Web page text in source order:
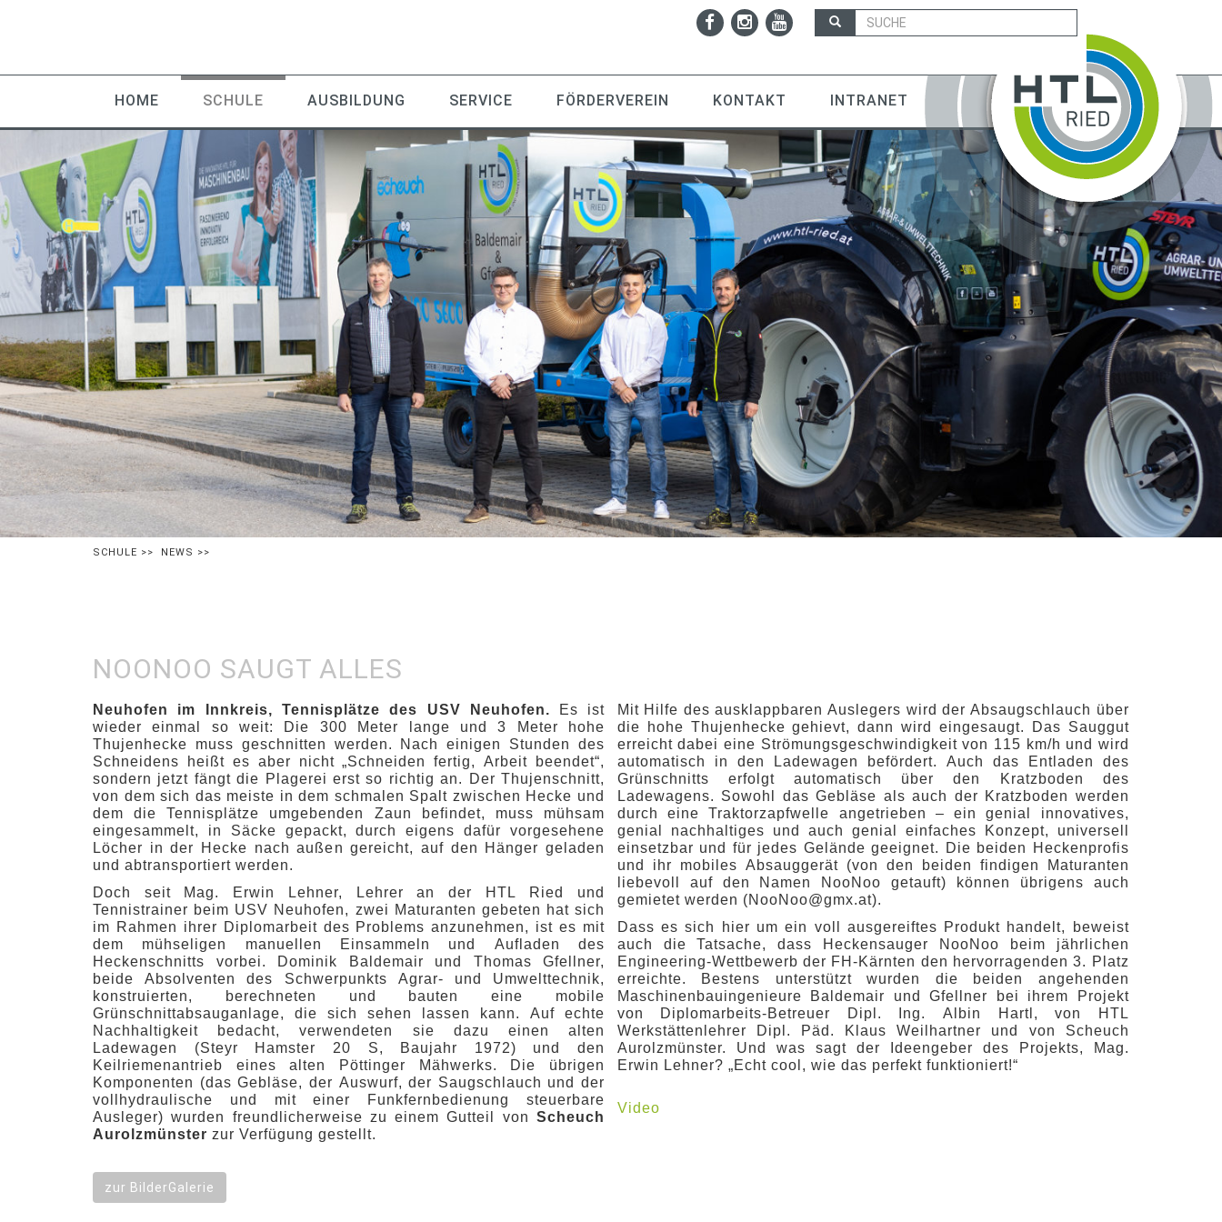
HOME SCHULE AUSBILDUNG SERVICE FÖRDERVEREIN KONTAKT INTRANET
SCHULE >> NEWS >>
NOONOO SAUGT ALLES
Neuhofen im Innkreis, Tennisplätze des USV Neuhofen. Es ist
wieder einmal so weit: Die 300 Meter lange und 3 Meter hohe
Thujenhecke muss geschnitten werden. Nach einigen Stunden des
Schneidens heißt es aber nicht „Schneiden fertig, Arbeit beendet“,
sondern jetzt fängt die Plagerei erst so richtig an. Der Thujenschnitt,
von dem sich das meiste in dem schmalen Spalt zwischen Hecke und
dem die Tennisplätze umgebenden Zaun befindet, muss mühsam
eingesammelt, in Säcke gepackt, durch eigens dafür vorgesehene
Löcher in der Hecke nach außen gereicht, auf den Hänger geladen
und abtransportiert werden.
Doch seit Mag. Erwin Lehner, Lehrer an der HTL Ried und
Tennistrainer beim USV Neuhofen, zwei Maturanten gebeten hat sich
im Rahmen ihrer Diplomarbeit des Problems anzunehmen, ist es mit
dem mühseligen manuellen Einsammeln und Aufladen des
Heckenschnitts vorbei. Dominik Baldemair und Thomas Gfellner,
beide Absolventen des Schwerpunkts Agrar- und Umwelttechnik,
konstruierten, berechneten und bauten eine mobile
Grünschnittabsauganlage, die sich sehen lassen kann. Auf echte
Nachhaltigkeit bedacht, verwendeten sie dazu einen alten
Ladewagen (Steyr Hamster 20 S, Baujahr 1972) und den
Keilriemenantrieb eines alten Pöttinger Mähwerks. Die übrigen
Komponenten (das Gebläse, der Auswurf, der Saugschlauch und der
vollhydraulische und mit einer Funkfernbedienung steuerbare
Ausleger) wurden freundlicherweise zu einem Gutteil von Scheuch
Aurolzmünster zur Verfügung gestellt.
Mit Hilfe des ausklappbaren Auslegers wird der Absaugschlauch über
die hohe Thujenhecke gehievt, dann wird eingesaugt. Das Sauggut
erreicht dabei eine Strömungsgeschwindigkeit von 115 km/h und wird
automatisch in den Ladewagen befördert. Auch das Entladen des
Grünschnitts erfolgt automatisch über den Kratzboden des
Ladewagens. Sowohl das Gebläse als auch der Kratzboden werden
durch eine Traktorzapfwelle angetrieben – ein genial innovatives,
genial nachhaltiges und auch genial einfaches Konzept, universell
einsetzbar und für jedes Gelände geeignet. Die beiden Heckenprofis
und ihr mobiles Absauggerät (von den beiden findigen Maturanten
liebevoll auf den Namen NooNoo getauft) können übrigens auch
gemietet werden (NooNoo@gmx.at).
Dass es sich hier um ein voll ausgereiftes Produkt handelt, beweist
auch die Tatsache, dass Heckensauger NooNoo beim jährlichen
Engineering-Wettbewerb der FH-Kärnten den hervorragenden 3. Platz
erreichte. Bestens unterstützt wurden die beiden angehenden
Maschinenbauingenieure Baldemair und Gfellner bei ihrem Projekt
von Diplomarbeits-Betreuer Dipl. Ing. Albin Hartl, von HTL
Werkstättenlehrer Dipl. Päd. Klaus Weilhartner und von Scheuch
Aurolzmünster. Und was sagt der Ideengeber des Projekts, Mag.
Erwin Lehner? „Echt cool, wie das perfekt funktioniert!“
Video
zur BilderGalerie